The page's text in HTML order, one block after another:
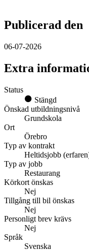
Publicerad den
06-07-2026
Extra
Status
Stängd
Önskad utbildningsnivå
Grundskola
Ort
Örebro
Typ av kontrakt
Heltidsjobb
Typ av jobb
Restaurang
Körkort önskas
Nej
Tillgång till bil önskas
Nej
Personligt brev krävs
Nej
Språk
Svenska